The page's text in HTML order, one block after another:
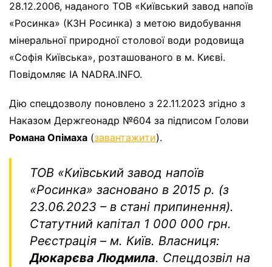
28.12.2006, наданого ТОВ «Київський завод напоїв
«Росинка» (КЗН Росинка) з метою видобування
мінеральної природної столової води родовища
«Софія Київська», розташованого в м. Києві.
Повідомляє ІА NADRA.INFO.
Дію спецдозволу поновлено з 22.11.2023 згідно з
Наказом Держгеонадр №604 за підписом Голови
Романа Опімаха (завантажити).
ТОВ «Київський завод напоїв
«Росинка» засновано в 2015 р. (з
23.06.2023 – в стані припинення).
Статутний капітал 1 000 000 грн.
Реєстрація – м. Київ. Власниця:
Дюкарєва Людмила. Спецдозвіл на